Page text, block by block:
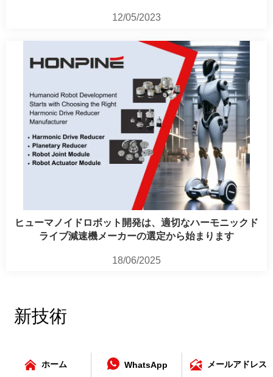
12/05/2023
ヒューマノイドロボット開発は、適切なハーモニックド
ライブ減速機メーカーの選定から始まります
18/06/2025
新技術
 ホーム  WhatsApp  メールアドレス